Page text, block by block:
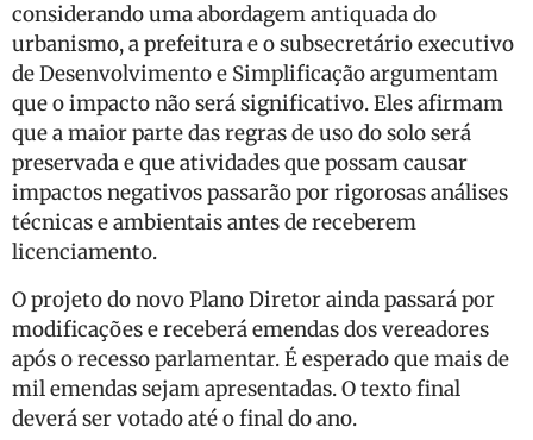
considerando uma abordagem antiquada do
urbanismo, a prefeitura e o subsecretário executivo
de Desenvolvimento e Simplificação argumentam
que o impacto não será significativo. Eles afirmam
que a maior parte das regras de uso do solo será
preservada e que atividades que possam causar
impactos negativos passarão por rigorosas análises
técnicas e ambientais antes de receberem
licenciamento.
O projeto do novo Plano Diretor ainda passará por
modificações e receberá emendas dos vereadores
após o recesso parlamentar. É esperado que mais de
mil emendas sejam apresentadas. O texto final
deverá ser votado até o final do ano.